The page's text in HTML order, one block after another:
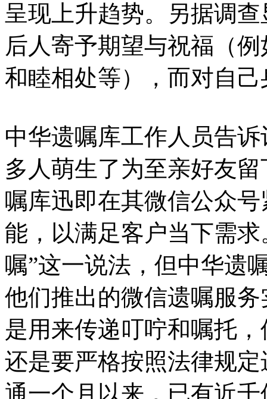
呈现上升趋势。另据调
后人寄予期望与祝福（
和睦相处等），而对自
中华遗嘱库工作人员告
多人萌生了为至亲好友
嘱库迅即在其微信公众
能，以满足客户当下需
嘱”这一说法，但中华遗
他们推出的微信遗嘱服
是用来传递叮咛和嘱托
还是要严格按照法律规
通一个月以来，已有近